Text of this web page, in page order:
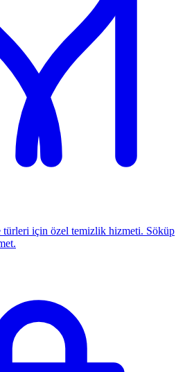
türleri için özel temizlik hizmeti. Söküp